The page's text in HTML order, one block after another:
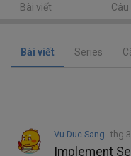
Bài viết Series
Vu Duc Sang thg
Implement
Bài viết Câu